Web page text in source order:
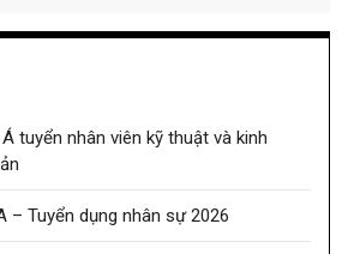
tuyển nhân viên kỹ thuật và kinh
– Tuyển dụng nhân sự 2026